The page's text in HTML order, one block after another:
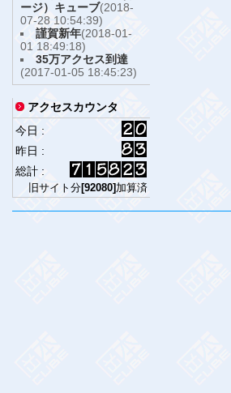
ージ）キューブ(2018-
07-28 10:54:39)
謹賀新年(2018-01-
01 18:49:18)
35万アクセス到達
(2017-01-05 18:45:23)
アクセスカウンタ
今日 :
昨日 :
総計 :
旧サイト分[92080]加算済